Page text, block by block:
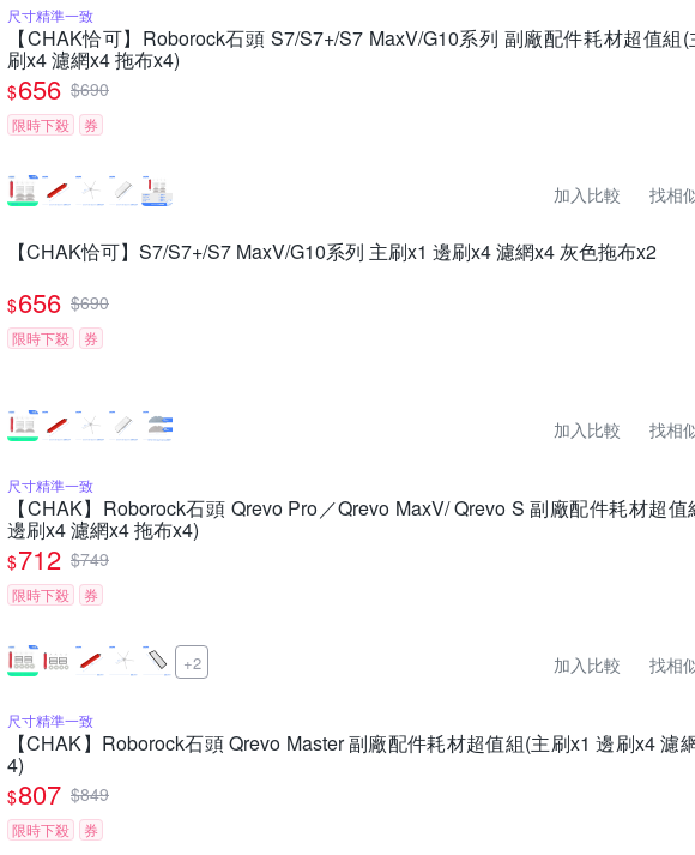
尺寸精準一致
【CHAK恰可】Roborock石頭 S7/S7+/S7 MaxV/G10系列 副廠配件耗材超值組
刷x4 濾網x4 拖布x4)
$656 $690
限時下殺 券
加入比較 找相
【CHAK恰可】S7/S7+/S7 MaxV/G10系列 主刷x1 邊刷x4 濾網x4 灰色拖布x2
$656 $690
限時下殺 券
加入比較 找相
尺寸精準一致
【CHAK】Roborock石頭 Qrevo Pro／Qrevo MaxV/ Qrevo S 副廠配件耗材超值
邊刷x4 濾網x4 拖布x4)
$712 $749
限時下殺 券
+2 加入比較 找相
尺寸精準一致
【CHAK】Roborock石頭 Qrevo Master 副廠配件耗材超值組(主刷x1 邊刷x4 濾
4)
$807 $849
限時下殺 券